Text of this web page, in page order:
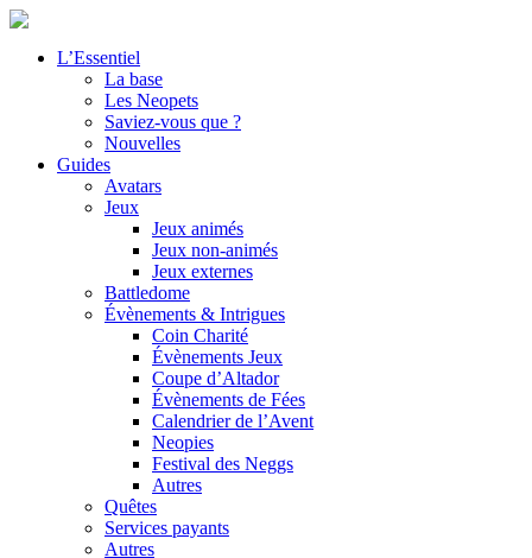
L’Essentiel
La base
Les Neopets
Saviez-vous que ?
Nouvelles
Guides
Avatars
Jeux
Jeux animés
Jeux non-animés
Jeux externes
Battledome
Évènements & Intrigues
Coin Charité
Évènements Jeux
Coupe d’Altador
Évènements de Fées
Calendrier de l’Avent
Neopies
Festival des Neggs
Autres
Quêtes
Services payants
Autres